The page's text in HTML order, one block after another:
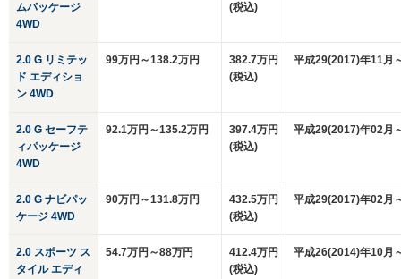
ムパッケージ
4WD
(税込)
2.0 G リミテッ
ド エディショ
ン 4WD
99万円～138.2万円
382.7万円
(税込)
平成29(2017)年11月
2.0 G セーフテ
ィパッケージ
4WD
92.1万円～135.2万円
397.4万円
(税込)
平成29(2017)年02月
2.0 G ナビパッ
ケージ 4WD
90万円～131.8万円
432.5万円
(税込)
平成29(2017)年02月
2.0 スポーツ ス
タイル エディ
54.7万円～88万円
412.4万円
(税込)
平成26(2014)年10月